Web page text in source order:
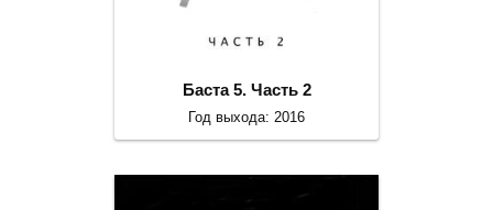
Баста 5. Часть 2
Год выхода: 2016